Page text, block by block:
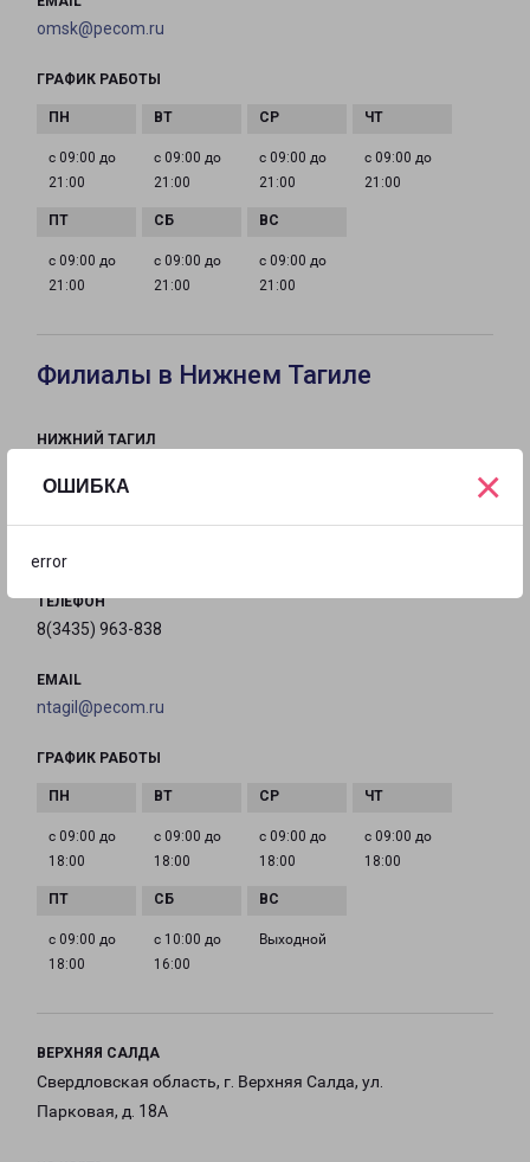
ОШИБКА
error
×
omsk@pecom.ru
ГРАФИК РАБОТЫ
с 09:00 до
21:00
с 09:00 до
21:00
с 09:00 до
21:00
с 09:00 до
21:00
с 09:00 до
21:00
с 09:00 до
21:00
с 09:00 до
21:00
Филиалы в Нижнем Тагиле
НИЖНИЙ ТАГИЛ
Восточное шоссе, 17А
ТЕЛЕФОН
8(3435) 963-838
EMAIL
ntagil@pecom.ru
ГРАФИК РАБОТЫ
с 09:00 до
18:00
с 09:00 до
18:00
с 09:00 до
18:00
с 09:00 до
18:00
с 09:00 до
18:00
с 10:00 до
16:00
Выходной
ВЕРХНЯЯ САЛДА
Свердловская область, г. Верхняя Салда, ул.
Парковая, д. 18А